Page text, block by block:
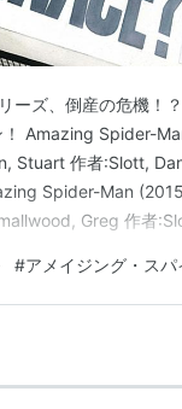
パーカーは、幼い
に咬まれ、それ以
手伝う事ようにな
で犯人探しをして
める。そしてコナ
作からスタッフ
ーズ、倒産の危機！
！ Amazing Spider-
Stuart 作者:Slott,
Spider-Man
Greg 作者
#アメイジング・スパ